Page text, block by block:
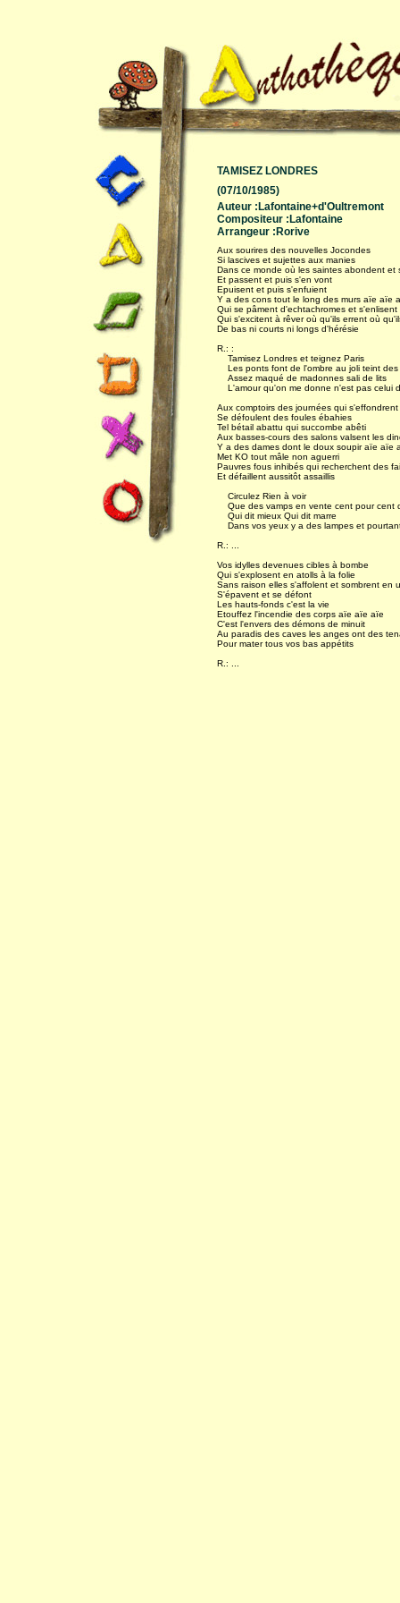
TAMISEZ LONDRES
(07/10/1985)
Auteur :Lafontaine+d'Oultremont
Compositeur :Lafontaine
Arrangeur :Rorive
Aux sourires des nouvelles Jocondes
Si lascives et sujettes aux manies
Dans ce monde où les saintes abondent et
Et passent et puis s'en vont
Epuisent et puis s'enfuient
Y a des cons tout le long des murs aïe aïe
Qui se pâment d'echtachromes et s'enlisent
Qui s'excitent à rêver où qu'ils errent où
De bas ni courts ni longs d'hérésie
R.: :
Tamisez Londres et teignez Paris
Les ponts font de l'ombre au joli teint des
Assez maqué de madonnes sali de lits
L'amour qu'on me donne n'est pas celui
Aux comptoirs des journées qui s'effondrent
Se défoulent des foules ébahies
Tel bétail abattu qui succombe abêti
Aux basses-cours des salons valsent les
Y a des dames dont le doux soupir aïe aïe
Met KO tout mâle non aguerri
Pauvres fous inhibés qui recherchent des
Et défaillent aussitôt assaillis
Circulez Rien à voir
Que des vamps en vente cent pour cent
Qui dit mieux Qui dit marre
Dans vos yeux y a des lampes et
R.: ...
Vos idylles devenues cibles à bombe
Qui s'explosent en atolls à la folie
Sans raison elles s'affolent et sombrent en
S'épavent et se défont
Les hauts-fonds c'est la vie
Etouffez l'incendie des corps aïe aïe aïe
C'est l'envers des démons de minuit
Au paradis des caves les anges ont des
Pour mater tous vos bas appétits
R.: ...